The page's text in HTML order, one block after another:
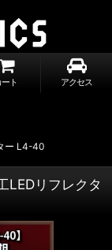
ート アクセス
ー L4-40
LEDリフレクタ